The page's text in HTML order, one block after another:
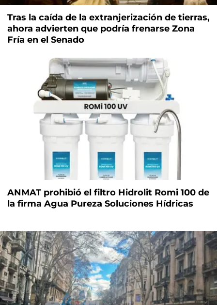
Tras la caída de la extranjerización de tierras,
ahora advierten que podría frenarse Zona
Fría en el Senado
ANMAT prohibió el filtro Hidrolit Romi 100 de
la firma Agua Pureza Soluciones Hídricas